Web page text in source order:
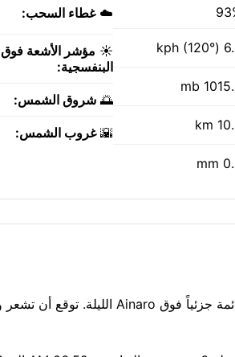
6.5
1015.0
10.0
0.0
☁️غطاء السحب:
☀️ مؤشر الأشعة فوق
البنفسجية:
🌅 شروق الشمس:
🌇غروب الشمس: